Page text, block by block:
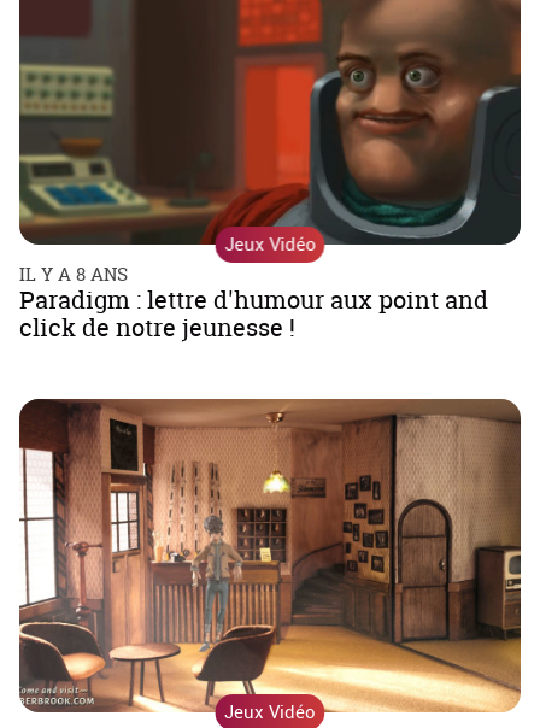
Jeux Vidéo
IL Y A 8 ANS
Paradigm : lettre d'humour aux point and
click de notre jeunesse !
Jeux Vidéo